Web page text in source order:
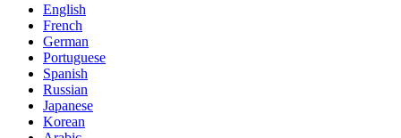
English
French
German
Portuguese
Spanish
Russian
Japanese
Korean